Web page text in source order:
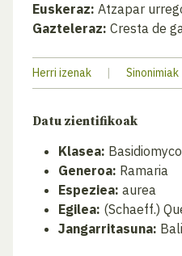
Euskeraz: Atzapar
Gazteleraz: Cresta de
Herri izenak | Sinonimiak
Datu zientifikoak
Klasea:
Generoa: Ramaria
Espeziea: aurea
Egilea: (Schaeff.)
Jangarritasuna: